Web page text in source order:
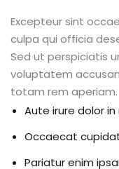
Excepteur sint
culpa qui officia
Sed ut perspiciatis
voluptatem
totam rem aperiam.
Aute irure dolor
Occaecat
Pariatur enim